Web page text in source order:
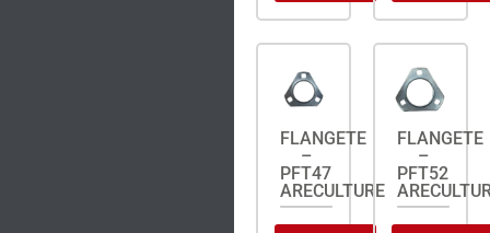
FLANGETE
–
PFT47
ARECULTURE
FLANGETE
–
PFT52